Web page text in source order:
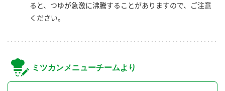
ると、つゆが急激に沸騰することがありますので、ご注意
ください。
ミツカンメニューチームより